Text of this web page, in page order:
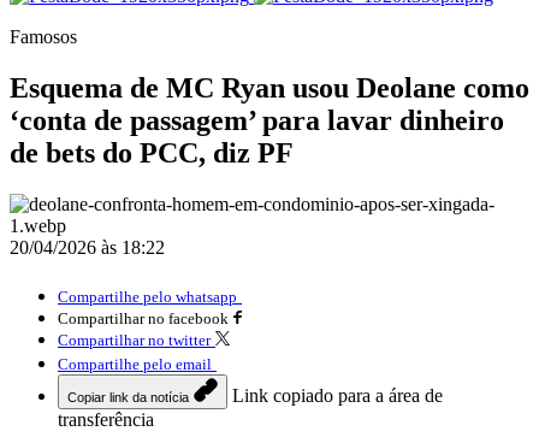
Famosos
Esquema de MC Ryan usou Deolane como
‘conta de passagem’ para lavar dinheiro
de bets do PCC, diz PF
20/04/2026 às 18:22
Compartilhe pelo whatsapp
Compartilhar no facebook
Compartilhar no twitter
Compartilhe pelo email
Copiar link da notícia
Link copiado para a área de
transferência